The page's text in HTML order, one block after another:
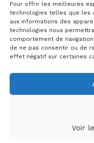
Pour offrir les meilleures
technologies telles que les
aux informations des
technologies nous
comportement de
de ne pas consentir ou de
effet négatif sur certaines
Voir
✉ contact@crige-